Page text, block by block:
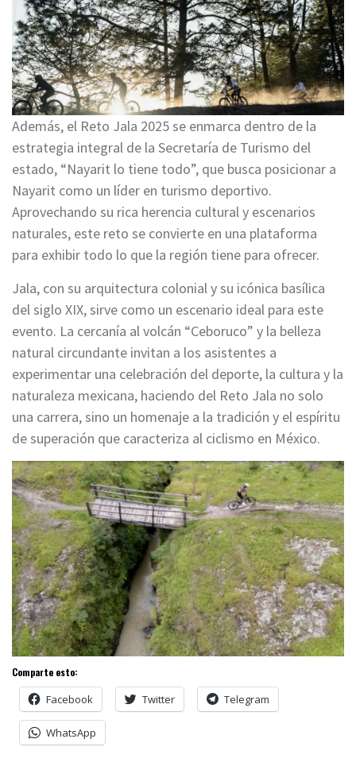
Además, el Reto Jala 2025 se enmarca dentro de la
estrategia integral de la Secretaría de Turismo del
estado, “Nayarit lo tiene todo”, que busca posicionar a
Nayarit como un líder en turismo deportivo.
Aprovechando su rica herencia cultural y escenarios
naturales, este reto se convierte en una plataforma
para exhibir todo lo que la región tiene para ofrecer.
Jala, con su arquitectura colonial y su icónica basílica
del siglo XIX, sirve como un escenario ideal para este
evento. La cercanía al volcán “Ceboruco” y la belleza
natural circundante invitan a los asistentes a
experimentar una celebración del deporte, la cultura y la
naturaleza mexicana, haciendo del Reto Jala no solo
una carrera, sino un homenaje a la tradición y el espíritu
de superación que caracteriza al ciclismo en México.
Comparte esto:
Facebook Twitter Telegram
WhatsApp